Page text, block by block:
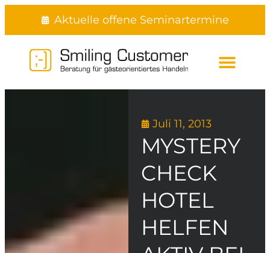
Aktuelle offene Seminartermine
Juli 11, 2013
MYSTERY
CHECK
HOTEL
HELFEN